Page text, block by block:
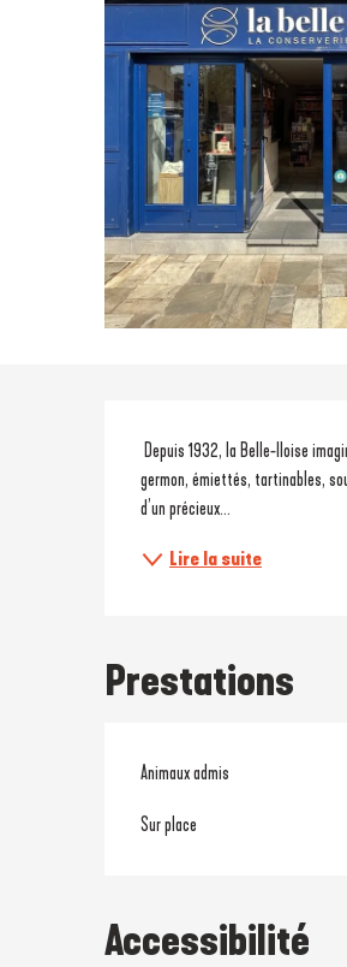
germon, émiettés, tartinables,
d’un précieux...
Lire la suite
Prestations
Animaux admis
Sur place
Accessibilité